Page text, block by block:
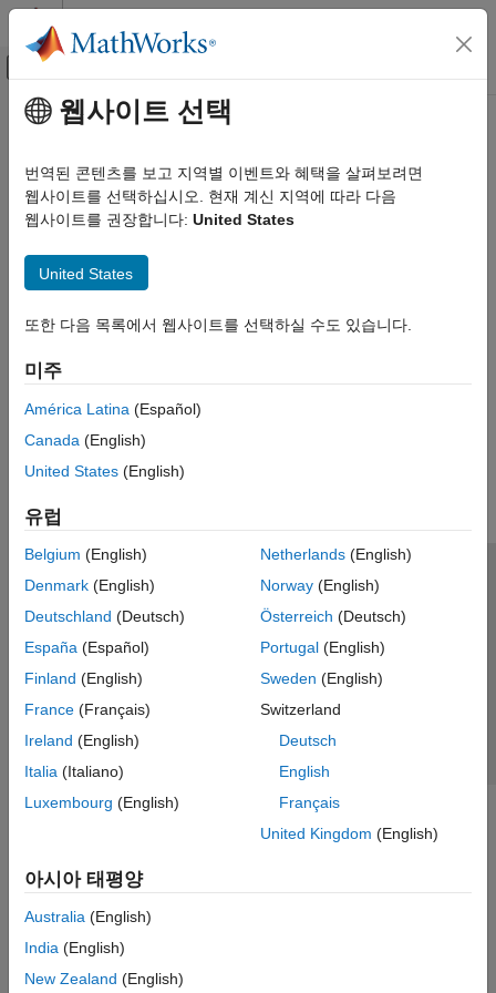
콘텐츠로 바로 가기
오프캔버스 탐색 메뉴 토글
문서 홈
주요 콘텐츠
웹사이트 선택
번역된 콘텐츠를 보고 지역별 이벤트와 혜택을 살펴보려면
웹사이트를 선택하십시오. 현재 계신 지역에 따라 다음
웹사이트를 권장합니다: United States
United States
또한 다음 목록에서 웹사이트를 선택하실 수도 있습니다.
미주
América Latina (Español)
Canada (English)
United States (English)
유럽
Belgium (English)
Denmark (English)
Deutschland (Deutsch)
España (Español)
Finland (English)
France (Français)
Ireland (English)
Italia (Italiano)
Luxembourg (English)
Netherlands(English)
Norway(English)
Österreich (Deutsch)
Portugal(English)
Sweden (English)
Switzerland
Deutsch
English
Français
United Kingdom (English)
아시아 태평양
Australia (English)
India (English)
New Zealand (English)
신뢰 센터 등록 상표 개인정보 취급방침
불법 복제 방지
애플리케이션 상태
© 1994-2026 The MathWorks, Inc.